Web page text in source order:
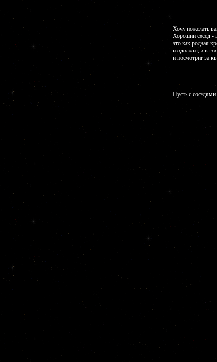
Хочу пожелать
Хороший сосед -
это как родная
и одолжит, и в
и посмотрит за
Пусть с